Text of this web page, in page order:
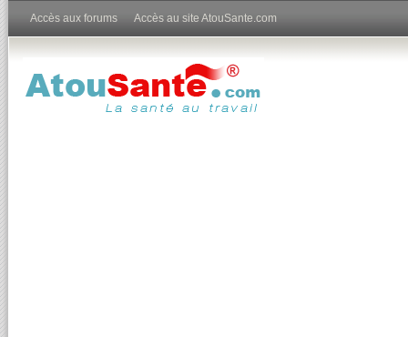
Accès aux forums Accès au site AtouSante.com